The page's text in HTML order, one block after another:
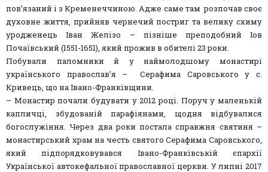
пов’язаний і з Кременеччиною. Адже саме там розпочав своє
духовне життя, прийняв чернечий постриг та велику схиму
уродженець Іван Желізо – пізніше преподобний Іов
Почаївський (1551-1651), який прожив в обителі 23 роки.
Побували паломники й у наймолодшому монастирі
українського православ’я – Серафима Саровського у с.
Кривець, що на Івано-Франківщини.
– Монастир почали будувати у 2012 році. Поруч у маленькій
капличці, збудованій парафіянами, щодня відбувалися
богослужіння. Через два роки постала справжня святиня –
монастирський храм на честь святого Серафима Саровського,
який підпорядковувався Івано-Франківській єпархії
Української автокефальної православної церкви. У липні 2017